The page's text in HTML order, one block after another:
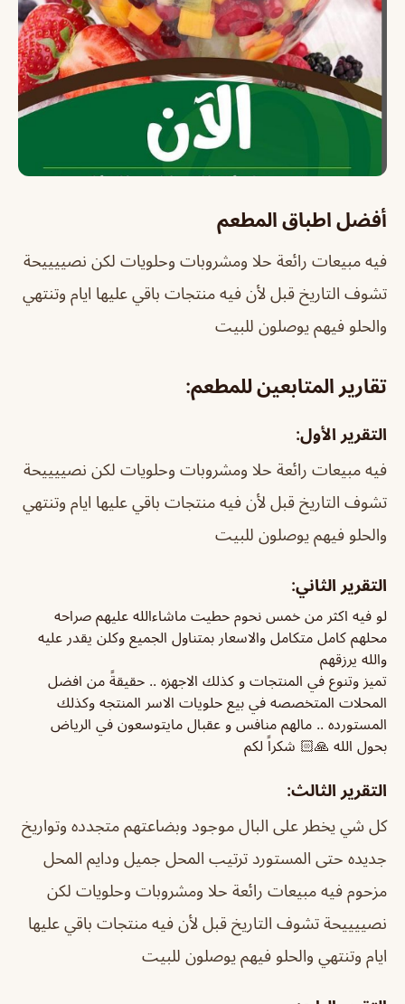
أفضل اطباق المطعم
فيه مبيعات رائعة حلا ومشروبات وحلويات لكن نصييييحة
تشوف التاريخ قبل لأن فيه منتجات باقي عليها ايام وتنتهي
والحلو فيهم يوصلون للبيت
تقارير المتابعين للمطعم:
التقرير الأول:
فيه مبيعات رائعة حلا ومشروبات وحلويات لكن نصييييحة
تشوف التاريخ قبل لأن فيه منتجات باقي عليها ايام وتنتهي
والحلو فيهم يوصلون للبيت
التقرير الثاني:
لو فيه اكثر من خمس نحوم حطيت ماشاءالله عليهم صراحه
محلهم كامل متكامل والاسعار بمتناول الجميع وكلن يقدر عليه
والله يرزقهم
تميز وتنوع في المنتجات و كذلك الاجهزه .. حقيقةً من افضل
المحلات المتخصصه في بيع حلويات الاسر المنتجه وكذلك
المستورده .. مالهم منافس و عقبال مايتوسعون في الرياض
بحول الله 🙏🏻 شكراً لكم
التقرير الثالث:
كل شي يخطر على البال موجود وبضاعتهم متجدده وتواريخ
جديده حتى المستورد ترتيب المحل جميل ودايم المحل
مزحوم فيه مبيعات رائعة حلا ومشروبات وحلويات لكن
نصييييحة تشوف التاريخ قبل لأن فيه منتجات باقي عليها
ايام وتنتهي والحلو فيهم يوصلون للبيت